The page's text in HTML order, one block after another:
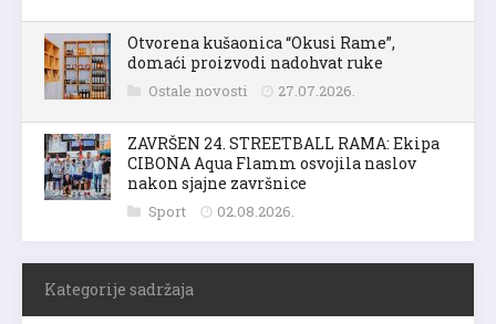
Otvorena kušaonica “Okusi Rame”,
domaći proizvodi nadohvat ruke
Ostale novosti 27.07.2026.
ZAVRŠEN 24. STREETBALL RAMA: Ekipa
CIBONA Aqua Flamm osvojila naslov
nakon sjajne završnice
Sport 02.08.2026.
Kategorije sadržaja